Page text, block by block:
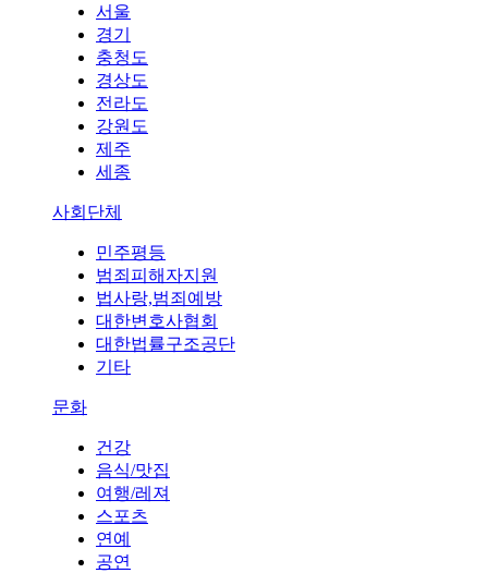
서울
경기
충청도
경상도
전라도
강원도
제주
세종
사회단체
민주평등
범죄피해자지원
법사랑,범죄예방
대한변호사협회
대한법률구조공단
기타
문화
건강
음식/맛집
여행/레져
스포츠
연예
공연